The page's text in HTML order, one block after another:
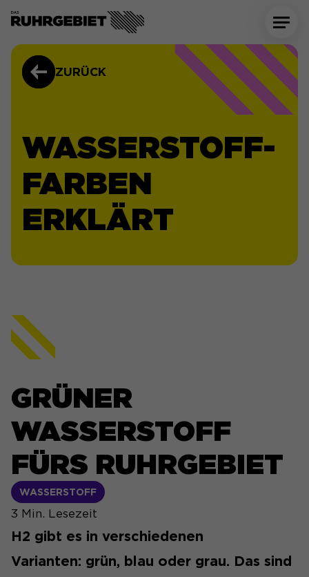
ZURÜCK
WASSERSTOFF-
FARBEN
ERKLÄRT
GRÜNER
WASSERSTOFF
FÜRS RUHRGEBIET
WASSERSTOFF
3 Min. Lesezeit
H2 gibt es in verschiedenen
Varianten: grün, blau oder grau. Das sind